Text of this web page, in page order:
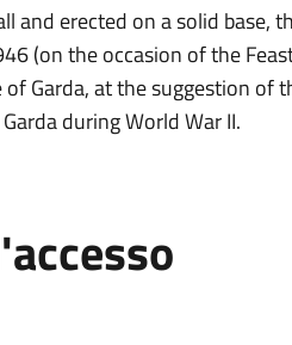
and erected on a solid base,
(on the occasion of the
Garda, at the suggestion of
during World War II.